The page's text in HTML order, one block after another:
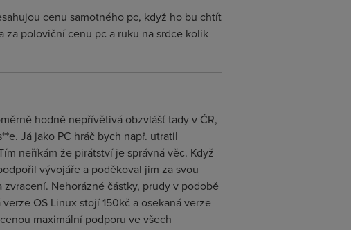
cenu samotného pc, když ho bu chtít
za poloviční cenu pc a ruku na srdce kolik
hodně nepřívětivá obzvlášť tady v ČR,
Já jako PC hráč bych např. utratil
neříkám že pirátství je správná věc. Když
vývojáře a poděkoval jim za svou
Nehorázné částky, prudy v podobě
OS Linux stojí 150kč a osekaná verze
maximální podporu ve všech